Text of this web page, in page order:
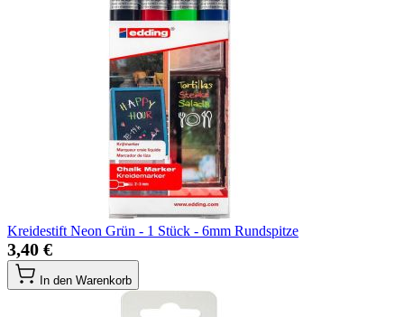
Kreidestift Neon Grün - 1 Stück - 6mm Rundspitze
3,40 €
In den Warenkorb